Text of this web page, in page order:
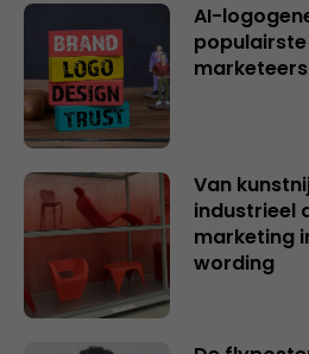
AI-
marketeers
Van
industrieel
marketing
wording